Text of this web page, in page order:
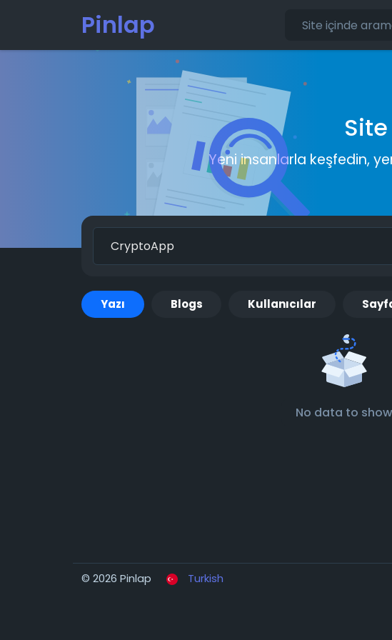
Pinlap
Yeni insanlarla keşfedin,
Yazı Blogs Kullanıcılar
No data to show
© 2026 Pinlap Turkish